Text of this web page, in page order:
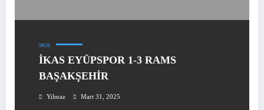
SPOR
İKAS EYÜPSPOR 1-3 RAMS
BAŞAKŞEHİR
Yilmaz Mart 31, 2025